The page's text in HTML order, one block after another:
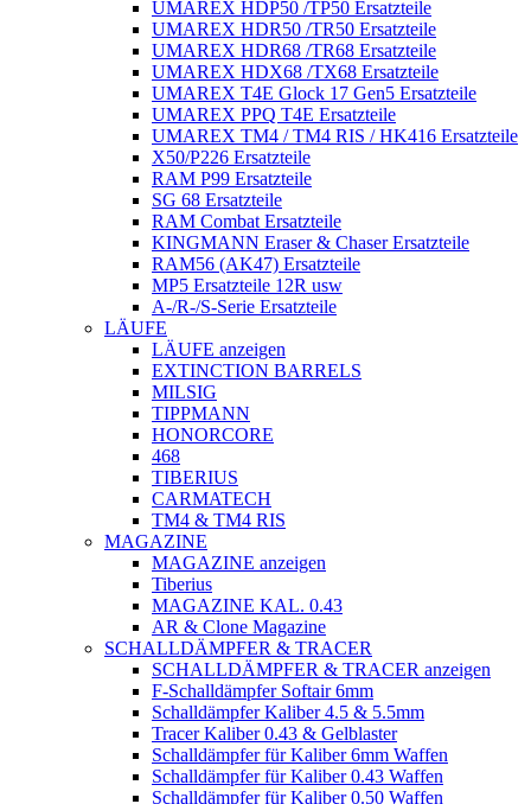
UMAREX HDP50 /TP50 Ersatzteile
UMAREX HDR50 /TR50 Ersatzteile
UMAREX HDR68 /TR68 Ersatzteile
UMAREX HDX68 /TX68 Ersatzteile
UMAREX T4E Glock 17 Gen5 Ersatzteile
UMAREX PPQ T4E Ersatzteile
UMAREX TM4 / TM4 RIS / HK416 Ersatzteile
X50/P226 Ersatzteile
RAM P99 Ersatzteile
SG 68 Ersatzteile
RAM Combat Ersatzteile
KINGMANN Eraser & Chaser Ersatzteile
RAM56 (AK47) Ersatzteile
MP5 Ersatzteile 12R usw
A-/R-/S-Serie Ersatzteile
LÄUFE
LÄUFE anzeigen
EXTINCTION BARRELS
MILSIG
TIPPMANN
HONORCORE
468
TIBERIUS
CARMATECH
TM4 & TM4 RIS
MAGAZINE
MAGAZINE anzeigen
Tiberius
MAGAZINE KAL. 0.43
AR & Clone Magazine
SCHALLDÄMPFER & TRACER
SCHALLDÄMPFER & TRACER anzeigen
F-Schalldämpfer Softair 6mm
Schalldämpfer Kaliber 4.5 & 5.5mm
Tracer Kaliber 0.43 & Gelblaster
Schalldämpfer für Kaliber 6mm Waffen
Schalldämpfer für Kaliber 0.43 Waffen
Schalldämpfer für Kaliber 0.50 Waffen